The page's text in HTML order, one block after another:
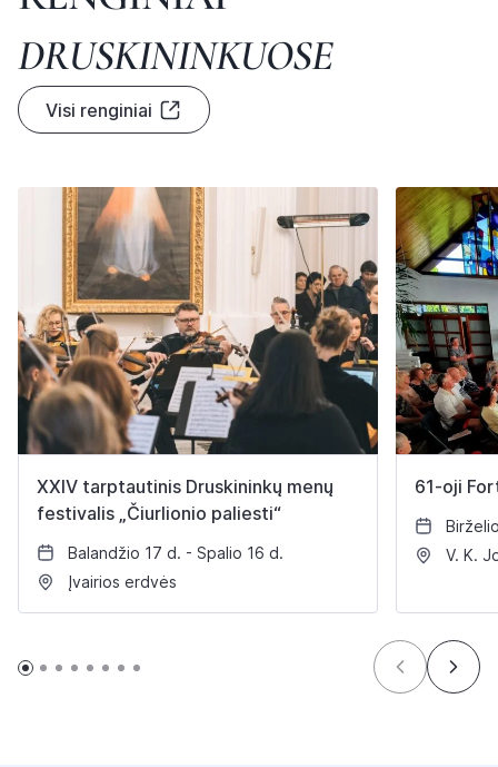
DRUSKININKUOSE
Visi renginiai
XXIV tarptautinis Druskininkų menų
festivalis „Čiurlionio paliesti“
Balandžio 17 d. - Spalio 16 d.
Įvairios erdvės
61-oji
V. K.